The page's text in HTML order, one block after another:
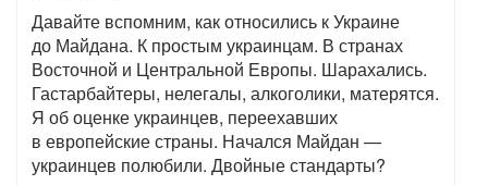
Давайте вспомним, как относились к Украине
до Майдана. К простым украинцам. В странах
Восточной и Центральной Европы. Шарахались.
Гастарбайтеры, нелегалы, алкоголики, матерятся.
Я об оценке украинцев, переехавших
в европейские страны. Начался Майдан —
украинцев полюбили. Двойные стандарты?